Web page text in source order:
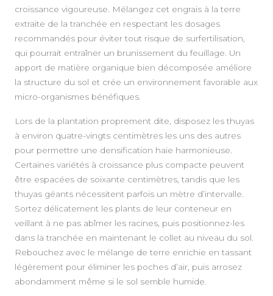
croissance vigoureuse. Mélangez cet engrais à la terre
extraite de la tranchée en respectant les dosages
recommandés pour éviter tout risque de surfertilisation,
qui pourrait entraîner un brunissement du feuillage. Un
apport de matière organique bien décomposée améliore
la structure du sol et crée un environnement favorable aux
micro-organismes bénéfiques.
Lors de la plantation proprement dite, disposez les thuyas
à environ quatre-vingts centimètres les uns des autres
pour permettre une densification haie harmonieuse.
Certaines variétés à croissance plus compacte peuvent
être espacées de soixante centimètres, tandis que les
thuyas géants nécessitent parfois un mètre d’intervalle.
Sortez délicatement les plants de leur conteneur en
veillant à ne pas abîmer les racines, puis positionnez-les
dans la tranchée en maintenant le collet au niveau du sol.
Rebouchez avec le mélange de terre enrichie en tassant
légèrement pour éliminer les poches d’air, puis arrosez
abondamment même si le sol semble humide.